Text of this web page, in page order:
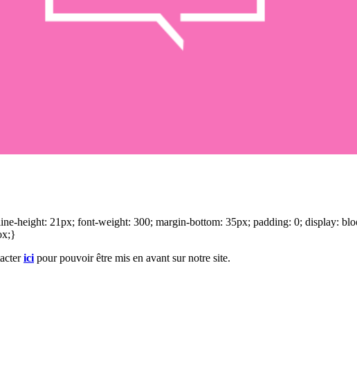
height: 21px; font-weight: 300; margin-bottom: 35px; padding: 0; display:
ici pour pouvoir être mis en avant sur notre site.